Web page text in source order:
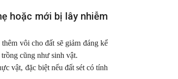
hoặc mới bị lây nhiễm
vôi cho đất sẽ giảm đáng kể
cũng như sinh vật.
vật, đặc biệt nếu đất sét có tính
trọng quyết định đến năng suất
lượng vụ mùa. Nếu thực hiện đúng
vụ, tăng tỷ lệ đậu trái và giúp nhà
động thời điểm thu hoạch.